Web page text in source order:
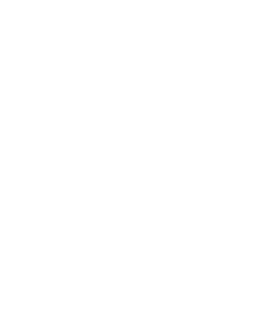
Gangnam Project, l’aventure ...